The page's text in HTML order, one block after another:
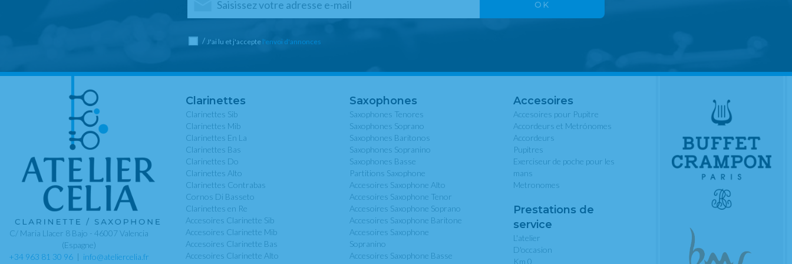
/ J'ai lu et j'accepte l'envoi d'annonces
C/ Maria Llacer 8 Bajo - 46007 Valencia
(Espagne)
+34 963 81 30 96 | info@ateliercelia.fr
Clarinettes
Clarinettes Sib
Clarinettes Mib
Clarinettes En La
Clarinettes Bas
Clarinettes Do
Clarinettes Alto
Clarinettes Contrabas
Cornos Di Basseto
Clarinettes en Re
Accesoires Clarinette Sib
Accesoires Clarinette Mib
Accesoires Clarinette Bas
Accesoires Clarinette Alto
Saxophones
Saxophones Tenores
Saxophones Soprano
Saxophones Baritonos
Saxophones Sopranino
Saxophones Basse
Partitions Saxophone
Accesoires Saxophone Alto
Accesoires Saxophone Tenor
Accesoires Saxophone Soprano
Accesoires Saxophone Baritone
Accesoires Saxophone
Sopranino
Accesoires Saxophone Basse
Accesoires
Accesoires pour Pupitre
Accordeurs et Metrónomes
Accordeurs
Pupitres
Exerciseur de poche pour les
mans
Metronomes
Prestations de
service
L'atelier
D'occasion
Km 0